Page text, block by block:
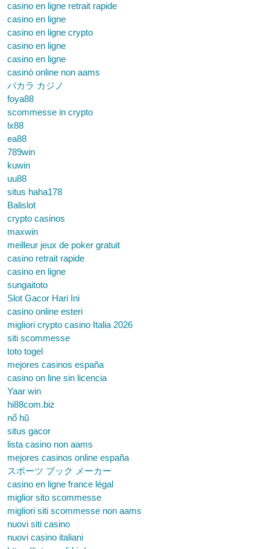
casino en ligne retrait rapide
casino en ligne
casino en ligne crypto
casino en ligne
casino en ligne
casinò online non aams
バカラ カジノ
foya88
scommesse in crypto
lx88
ea88
789win
kuwin
uu88
situs haha178
Balislot
crypto casinos
maxwin
meilleur jeux de poker gratuit
casino retrait rapide
casino en ligne
sungaitoto
Slot Gacor Hari Ini
casino online esteri
migliori crypto casino Italia 2026
siti scommesse
toto togel
mejores casinos españa
casino on line sin licencia
Yaar win
hi88com.biz
nổ hũ
situs gacor
lista casino non aams
mejores casinos online españa
スポーツ ブック メーカー
casino en ligne france légal
miglior sito scommesse
migliori siti scommesse non aams
nuovi siti casino
nuovi casino italiani